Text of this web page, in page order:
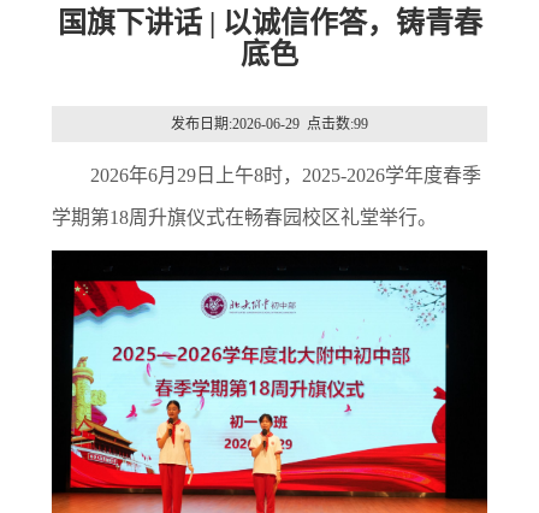
国旗下讲话 | 以诚信作答，铸青春
底色
发布日期:2026-06-29 点击数:99
2026年6月29日上午8时，2025-2026学年度春季
学期第18周升旗仪式在畅春园校区礼堂举行。